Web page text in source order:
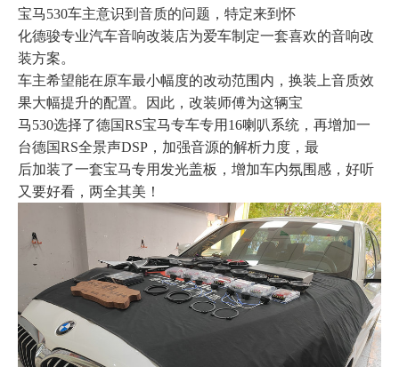
宝马530车主意识到音质的问题，特定来到怀
化德骏专业汽车音响改装店为爱车制定一套喜欢的音响改
装方案。
车主希望能在原车最小幅度的改动范围内，换装上音质效
果大幅提升的配置。因此，改装师傅为这辆宝
马530选择了德国RS宝马专车专用16喇叭系统，再增加一
台德国RS全景声DSP，加强音源的解析力度，最
后加装了一套宝马专用发光盖板，增加车内氛围感，好听
又要好看，两全其美！